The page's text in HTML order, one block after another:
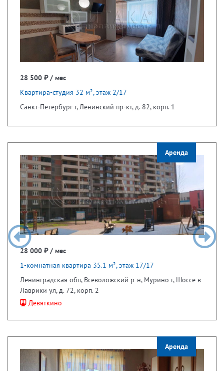
28 500 ₽ / мес
Квартира-студия 32 м², этаж 2/17
Санкт-Петербург г, Ленинский пр-кт, д. 82, корп. 1
Аренда
28 000 ₽ / мес
1-комнатная квартира 35.1 м², этаж 17/17
Ленинградская обл, Всеволожский р-н, Мурино г, Шоссе в
Лаврики ул, д. 72, корп. 2
Девяткино
Аренда